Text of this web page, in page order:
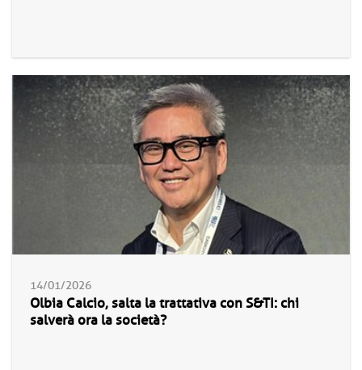
14/01/2026
Olbia Calcio, salta la trattativa con S&TI: chi
salverà ora la società?